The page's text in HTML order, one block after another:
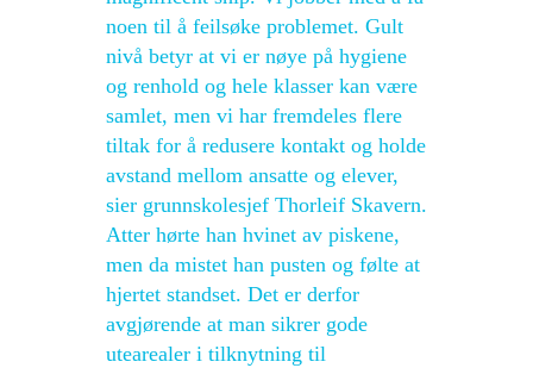
noen til å feilsøke problemet. Gult
nivå betyr at vi er nøye på hygiene
og renhold og hele klasser kan være
samlet, men vi har fremdeles flere
tiltak for å redusere kontakt og holde
avstand mellom ansatte og elever,
sier grunnskolesjef Thorleif Skavern.
Atter hørte han hvinet av piskene,
men da mistet han pusten og følte at
hjertet standset. Det er derfor
avgjørende at man sikrer gode
utearealer i tilknytning til